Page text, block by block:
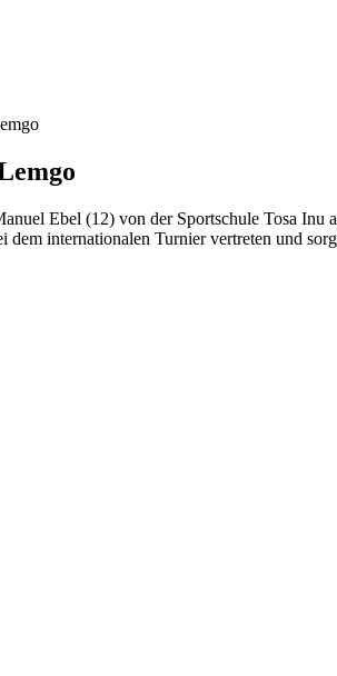
Ebel (12) von der Sportschule Tosa
internationalen Turnier vertreten und